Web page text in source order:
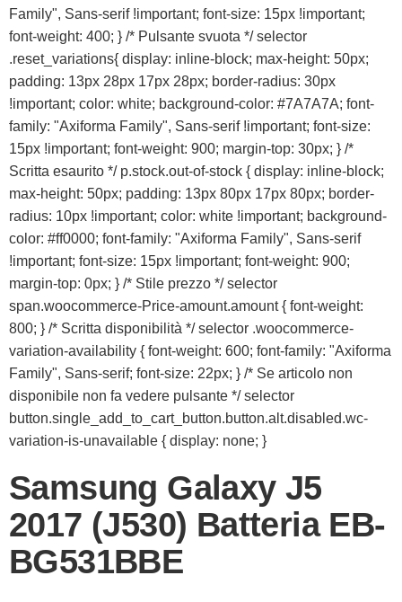
Family", Sans-serif !important; font-size: 15px !important;
font-weight: 400; } /* Pulsante svuota */ selector
.reset_variations{ display: inline-block; max-height: 50px;
padding: 13px 28px 17px 28px; border-radius: 30px
!important; color: white; background-color: #7A7A7A; font-
family: "Axiforma Family", Sans-serif !important; font-size:
15px !important; font-weight: 900; margin-top: 30px; } /*
Scritta esaurito */ p.stock.out-of-stock { display: inline-block;
max-height: 50px; padding: 13px 80px 17px 80px; border-
radius: 10px !important; color: white !important; background-
color: #ff0000; font-family: "Axiforma Family", Sans-serif
!important; font-size: 15px !important; font-weight: 900;
margin-top: 0px; } /* Stile prezzo */ selector
span.woocommerce-Price-amount.amount { font-weight:
800; } /* Scritta disponibilità */ selector .woocommerce-
variation-availability { font-weight: 600; font-family: "Axiforma
Family", Sans-serif; font-size: 22px; } /* Se articolo non
disponibile non fa vedere pulsante */ selector
button.single_add_to_cart_button.button.alt.disabled.wc-
variation-is-unavailable { display: none; }
Samsung Galaxy J5
2017 (J530) Batteria EB-
BG531BBE